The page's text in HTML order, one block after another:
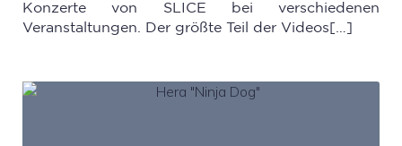
Konzerte von SLICE bei verschiedenen
Veranstaltungen. Der größte Teil der Videos[…]